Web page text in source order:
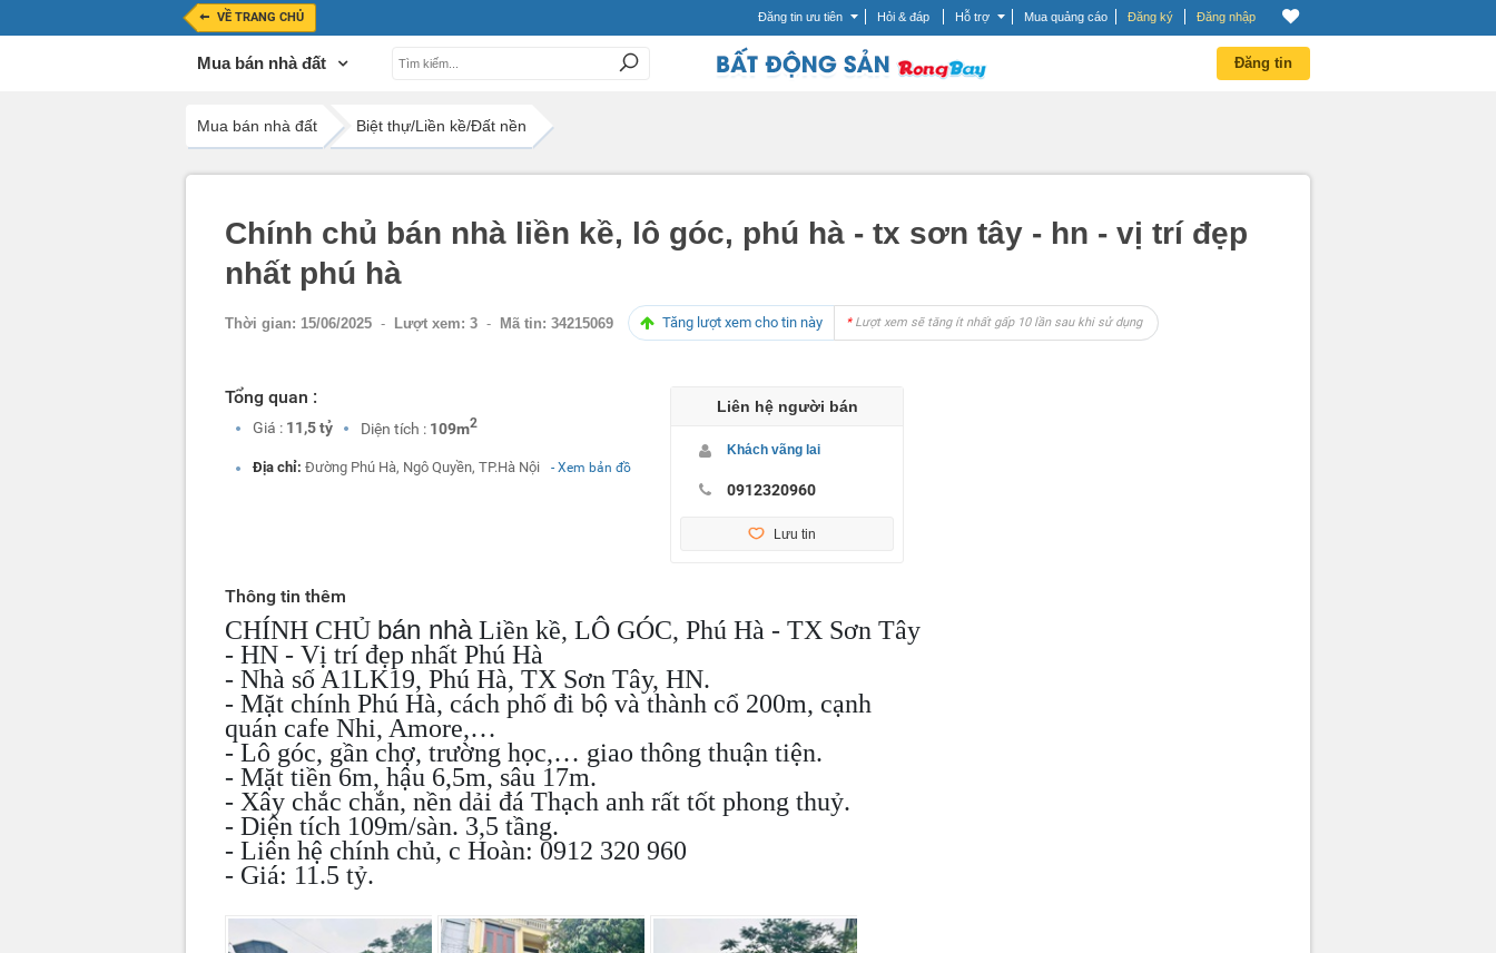
VỀ TRANG CHỦ Đăng tin ưu tiên Hỏi & đáp Hỗ trợ Mua quảng cáo Đăng ký Đăng nhập
Mua bán nhà đất Đăng tin
Mua bán nhà đất Biệt thự/Liền kề/Đất nền
Chính chủ bán nhà liền kề, lô góc, phú hà - tx sơn tây - hn - vị trí đẹp
nhất phú hà
Thời gian: 15/06/2025 - Lượt xem: 3 - Mã tin: 34215069 Tăng lượt xem cho tin này *Lượt xem sẽ tăng ít nhất gấp 10 lần sau khi sử dụng
Tổng quan :
Giá : 11,5 tỷ Diện tích : 109m2
Địa chỉ: Đường Phú Hà, Ngô Quyền, TP.Hà Nội - Xem bản đồ
Liên hệ người bán
Khách vãng lai
0912320960
Lưu tin
Thông tin thêm
CHÍNH CHỦ bán nhàLiền kề, LÔ GÓC, Phú Hà - TX Sơn Tây
- HN - Vị trí đẹp nhất Phú Hà
- Nhà số A1LK19, Phú Hà, TX Sơn Tây, HN.
- Mặt chính Phú Hà, cách phố đi bộ và thành cổ 200m, cạnh
quán cafe Nhi, Amore,…
- Lô góc, gần chợ, trường học,… giao thông thuận tiện.
- Mặt tiền 6m, hậu 6,5m, sâu 17m.
- Xây chắc chắn, nền dải đá Thạch anh rất tốt phong thuỷ.
- Diện tích 109m/sàn. 3,5 tầng.
- Liên hệ chính chủ, c Hoàn: 0912 320 960
- Giá: 11.5 tỷ.